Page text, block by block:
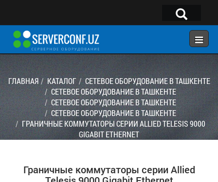
×
ГЛАВНАЯ
КОНФИГУРАТОР
КАТАЛОГ
УСЛУГИ
Telegram:@serverconf_uz
Тел: (90) 932-18-00
ГЛАВНАЯ КАТАЛОГ
СЕТЕВОЕ ОБОРУДОВАНИЕ В ТАШКЕНТЕ
СЕТЕВОЕ ОБОРУДОВАНИЕ В ТАШКЕНТЕ
СЕТЕВОЕ ОБОРУДОВАНИЕ В ТАШКЕНТЕ
СЕТЕВОЕ ОБОРУДОВАНИЕ В ТАШКЕНТЕ
ГРАНИЧНЫЕ КОММУТАТОРЫ СЕРИИ ALLIED TELESIS 9000
GIGABIT ETHERNET
Граничные коммутаторы серии Allied